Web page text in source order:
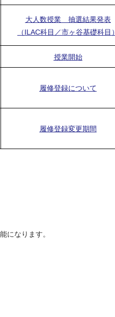
大人数授業 抽選結果発表
（ILAC科目／市ヶ谷基礎科目）
授業開始
履修登録について
履修登録変更期間
になります。